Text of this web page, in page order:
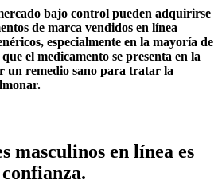
bajo control pueden adquirirse
de marca vendidos en línea
especialmente en la mayoría de
que el medicamento se presenta en la
un remedio sano para tratar la
masculinos en línea es